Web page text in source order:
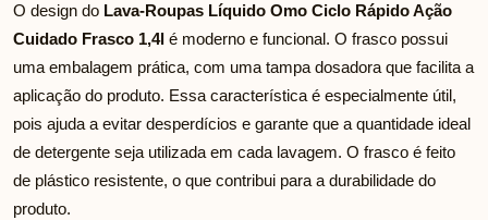
O design do Lava-Roupas Líquido Omo Ciclo Rápido Ação
Cuidado Frasco 1,4l é moderno e funcional. O frasco possui
uma embalagem prática, com uma tampa dosadora que facilita a
aplicação do produto. Essa característica é especialmente útil,
pois ajuda a evitar desperdícios e garante que a quantidade ideal
de detergente seja utilizada em cada lavagem. O frasco é feito
de plástico resistente, o que contribui para a durabilidade do
produto.